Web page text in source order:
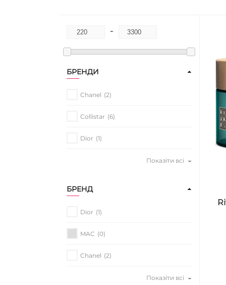
-
БРЕНДИ
Chanel (2)
Collistar (6)
Dior (1)
Показіти всі
БРЕНД
Dior (1)
MAC (0)
Chanel (2)
Показіти всі